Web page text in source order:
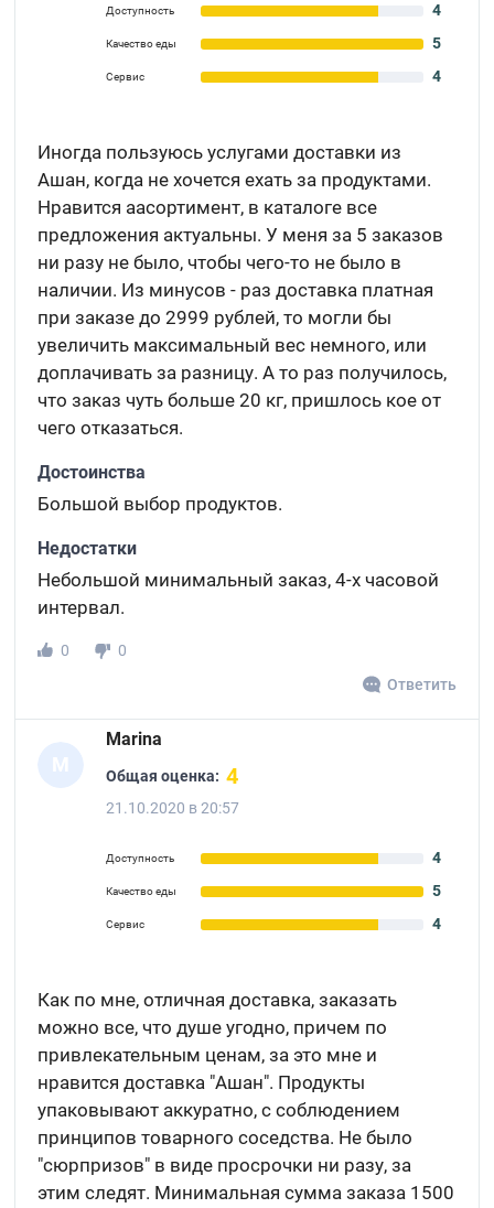
Доступность 4
Качество еды 5
Сервис 4
Иногда пользуюсь услугами доставки из
Ашан, когда не хочется ехать за продуктами.
Нравится аасортимент, в каталоге все
предложения актуальны. У меня за 5 заказов
ни разу не было, чтобы чего-то не было в
наличии. Из минусов - раз доставка платная
при заказе до 2999 рублей, то могли бы
увеличить максимальный вес немного, или
доплачивать за разницу. А то раз получилось,
что заказ чуть больше 20 кг, пришлось кое от
чего отказаться.
Достоинства
Большой выбор продуктов.
Недостатки
Небольшой минимальный заказ, 4-х часовой
интервал.
0
0
Ответить
M
Marina
Общая оценка: 4
21.10.2020 в 20:57
Доступность 4
Качество еды 5
Сервис 4
Как по мне, отличная доставка, заказать
можно все, что душе угодно, причем по
привлекательным ценам, за это мне и
нравится доставка "Ашан". Продукты
упаковывают аккуратно, с соблюдением
принципов товарного соседства. Не было
"сюрпризов" в виде просрочки ни разу, за
этим следят. Минимальная сумма заказа 1500